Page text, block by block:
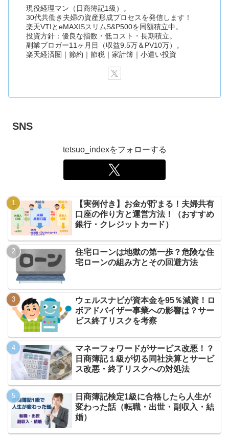
現役経理マン（日商簿記1級）。
30代共働き夫婦の資産形成プロセスを発信します！
楽天VTIとeMAXISスリムS&P500を同額積立中。
投資方針：優良な指数・低コスト・長期積立。
副業ブロガー11ヶ月目（収益9.5万＆PV10万）。
楽天経済圏｜節約｜節税｜家計簿｜小遣い投資
SNS
tetsuo_indexをフォローする
【実例付き】お金が貯まる！夫婦共有
口座の作り方と運営方法！（おすすめ
銀行・クレジットカード）
住宅ローンは地獄の第一歩？危険な住
宅ローンの組み方とその回避方法
ウェルスナビが資本金を95％減資！ロ
ボアドバイザー事業への影響は？サー
ビス終了リスクを考察
マネーフォワードがサービス改悪！？
日商簿記１級が切る同社決算とサービ
ス改悪・終了リスクへの対処法
日商簿記検定1級に合格したら人生が
変わった話（転職・出世・副収入・結
婚）